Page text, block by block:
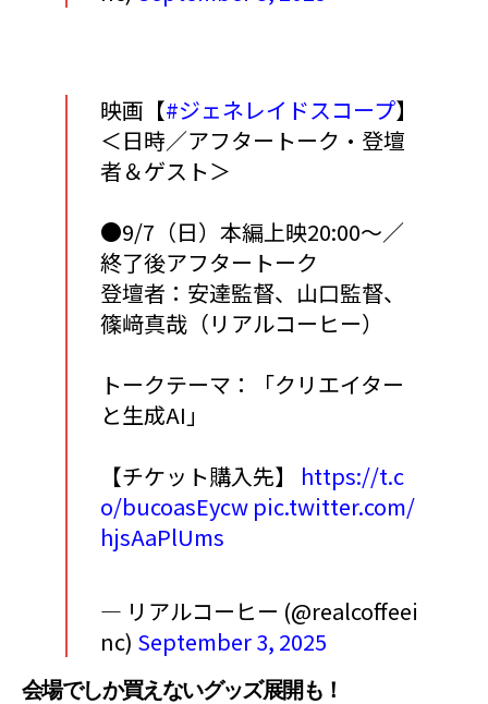
映画【#ジェネレイドスコープ】
＜日時／アフタートーク・登壇
者＆ゲスト＞
●9/7（日）本編上映20:00～／
終了後アフタートーク
登壇者：安達監督、山口監督、
篠﨑真哉（リアルコーヒー）
トークテーマ：「クリエイター
と生成AI」
【チケット購入先】 https://t.c
o/bucoasEycw pic.twitter.com/
hjsAaPlUms
— リアルコーヒー (@realcoffeei
nc) September 3, 2025
会場でしか買えないグッズ展開も！